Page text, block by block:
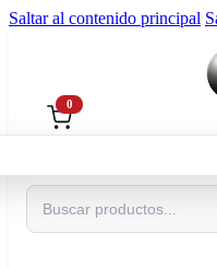
Saltar al contenido principal
Buscar
0